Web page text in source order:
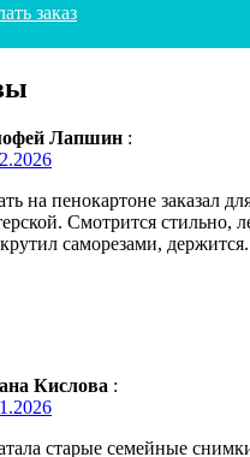
заказ
Лапшин :
на пенокартоне заказал
Смотрится стильно,
саморезами, держится.
Кислова :
старые семейные